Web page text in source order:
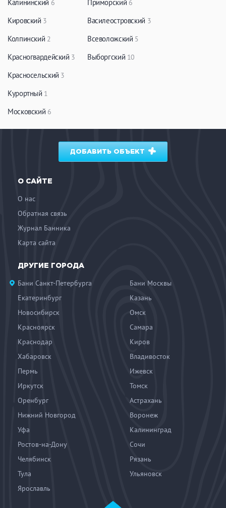
Калининский 6
Кировский 3
Колпинский 2
Красногвардейский 3
Красносельский 3
Курортный 1
Московский 6
Приморский 6
Василеостровский 3
Всеволожский 5
Выборгский 10
ДОБАВИТЬ ОБЪЕКТ
О САЙТЕ
О нас
Обратная связь
Журнал Банника
Карта сайта
ДРУГИЕ ГОРОДА
Бани Санкт-Петербурга
Бани Москвы
Екатеринбург
Казань
Новосибирск
Омск
Красноярск
Самара
Краснодар
Киров
Хабаровск
Владивосток
Пермь
Ижевск
Иркутск
Томск
Оренбург
Астрахань
Нижний Новгород
Воронеж
Уфа
Калининград
Ростов-на-Дону
Сочи
Челябинск
Рязань
Тула
Ульяновск
Ярославль